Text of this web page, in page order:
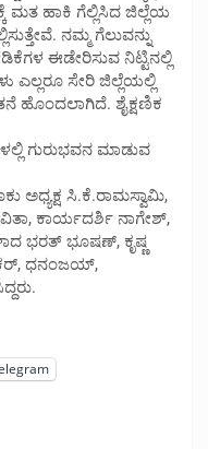
ಮತ ಹಾಕಿ ಗೆಲ್ಲಿಸಿದ ಜಿಲ್ಲೆಯ
ನಮ್ಮ ಗೆಲುವನ್ನು
ಈಡೇರಿಸುವ ನಿಟ್ಟಿನಲ್ಲಿ
ಎಲ್ಲರೂ ಸೇರಿ ಜಿಲ್ಲೆಯಲ್ಲಿ
ಶೈಕ್ಷಣಿಕ
ಗುರುಭವನ ಮಾಡುವ
ಅಧ್ಯಕ್ಷ ಸಿ.ಕೆ.ರಾಮಸ್ವಾಮಿ,
ಕಾರ್ಯದರ್ಶಿ ನಾಗೇಶ್,
ಭರತ್ ಭೂಷಣ್, ಕೃಷ್ಣ
ಧನಂಜಯ್,